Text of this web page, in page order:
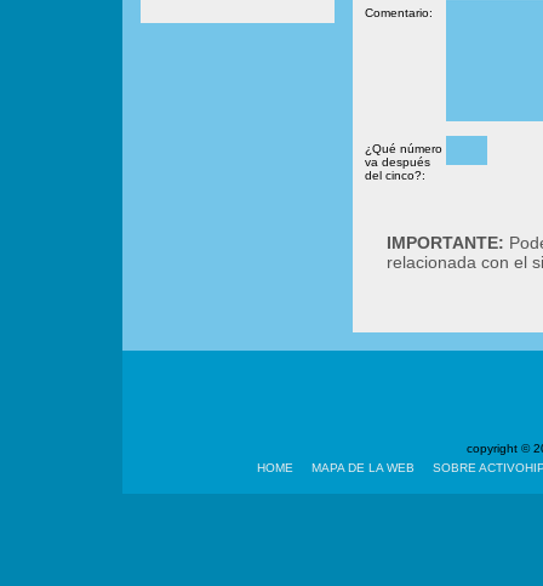
Comentario:
¿Qué número
va después
del cinco?:
IMPORTANTE:
relacionada con el
copyright ©
HOME
MAPA DE LA WEB SOBRE